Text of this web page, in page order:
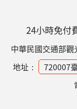
24小時免付
中華民國交通部
地址：
720007